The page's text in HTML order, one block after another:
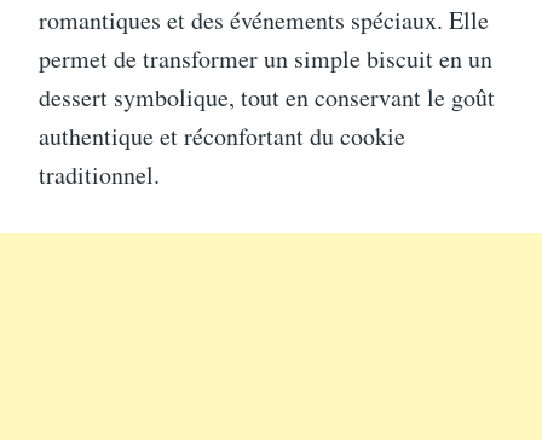
romantiques et des événements spéciaux. Elle
permet de transformer un simple biscuit en un
dessert symbolique, tout en conservant le goût
authentique et réconfortant du cookie
traditionnel.